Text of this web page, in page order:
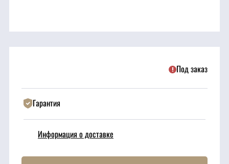
Прочие
Фильтрующие
Под заказ
Гарантия
Информация о доставке